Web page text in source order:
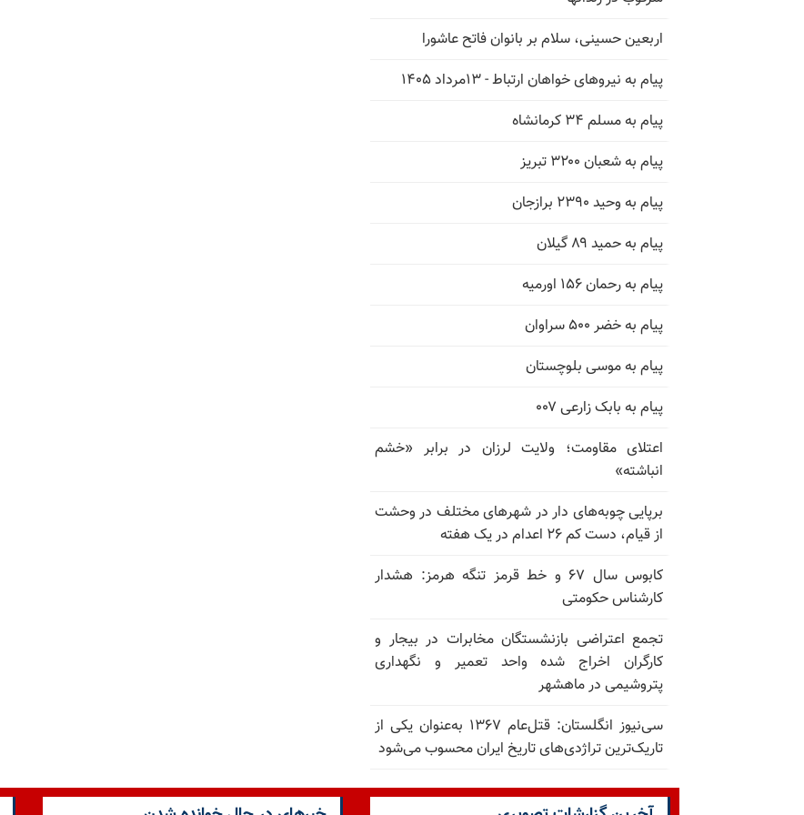
اربعین حسینی، سلام بر بانوان فاتح عاشورا
پیام به نیروهای خواهان ارتباط - ۱۳مرداد ۱۴۰۵
پیام به مسلم ۳۴ کرمانشاه
پیام به شعبان ۳۲۰۰ تبریز
پیام به وحید ۲۳۹۰ برازجان
پیام به حمید ۸۹ گیلان
پیام به رحمان ۱۵۶ اورمیه
پیام به خضر ۵۰۰ سراوان
پیام به موسی بلوچستان
پیام به بابک زارعی ۰۰۷
اعتلای مقاومت؛ ولایت لرزان در برابر «خشم
انباشته»
برپایی چوبه‌های دار در شهرهای مختلف در وحشت
از قیام، دست کم ۲۶ اعدام در یک هفته
کابوس سال ۶۷ و خط قرمز تنگه هرمز: هشدار
کارشناس حکومتی
تجمع اعتراضی بازنشستگان مخابرات در بیجار و
کارگران اخراج شده واحد تعمیر و نگهداری
پتروشیمی در ماهشهر
سی‌نیوز انگلستان: قتل‌عام ۱۳۶۷ به‌عنوان یکی از
تاریک‌ترین تراژدی‌های تاریخ ایران محسوب می‌شود